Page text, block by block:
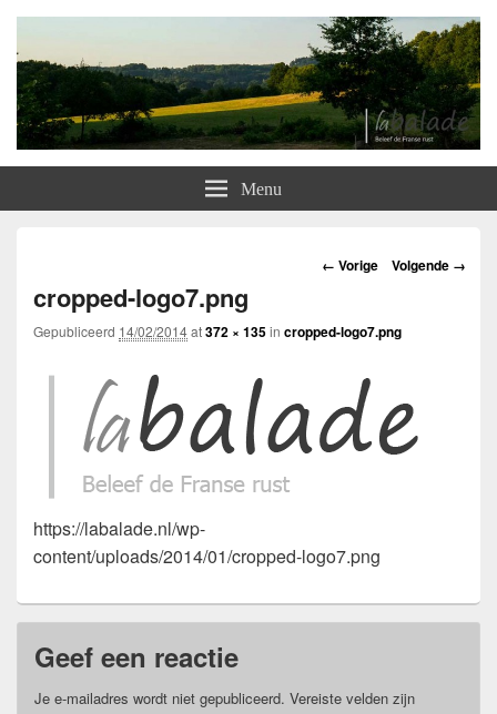
Labalade Menu
Afbeeldingsnavigatie
← Vorige Volgende →
cropped-logo7.png
Gepubliceerd 14/02/2014at372 × 135in cropped-logo7.png
https://labalade.nl/wp-
content/uploads/2014/01/cropped-logo7.png
Geef een reactie
Je e-mailadres wordt niet gepubliceerd. Vereiste velden zijn